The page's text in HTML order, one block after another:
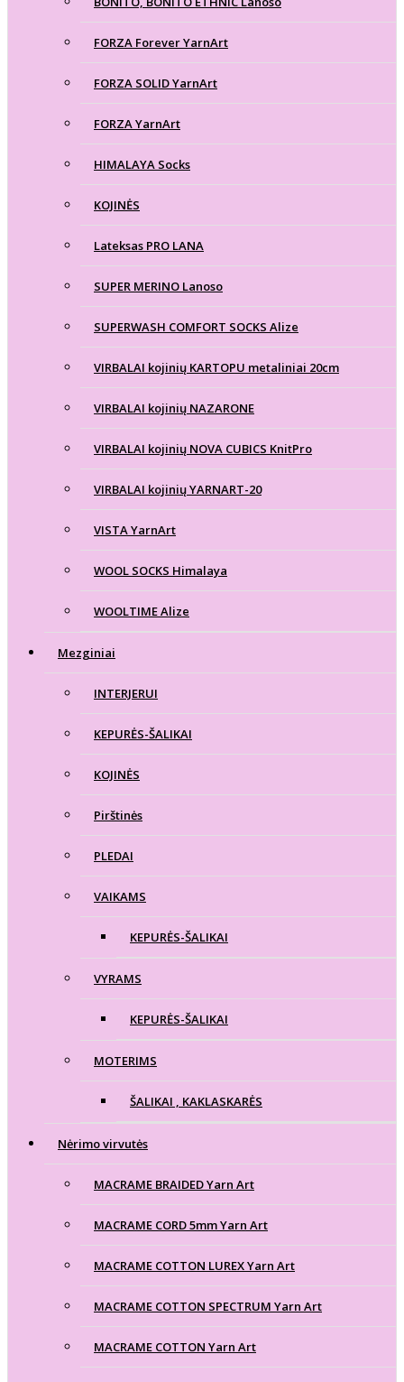
FORZA Forever YarnArt
FORZA SOLID YarnArt
FORZA YarnArt
HIMALAYA Socks
KOJINĖS
Lateksas PRO LANA
SUPER MERINO Lanoso
SUPERWASH COMFORT SOCKS Alize
VIRBALAI kojinių KARTOPU metaliniai 20cm
VIRBALAI kojinių NAZARONE
VIRBALAI kojinių NOVA CUBICS KnitPro
VIRBALAI kojinių YARNART-20
VISTA YarnArt
WOOL SOCKS Himalaya
WOOLTIME Alize
Mezginiai
INTERJERUI
KEPURĖS-ŠALIKAI
KOJINĖS
Pirštinės
PLEDAI
VAIKAMS
KEPURĖS-ŠALIKAI
VYRAMS
KEPURĖS-ŠALIKAI
MOTERIMS
ŠALIKAI , KAKLASKARĖS
Nėrimo virvutės
MACRAME BRAIDED Yarn Art
MACRAME CORD 5mm Yarn Art
MACRAME COTTON LUREX Yarn Art
MACRAME COTTON SPECTRUM Yarn Art
MACRAME COTTON Yarn Art